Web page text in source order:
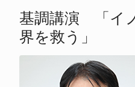
基調講演 「イ
界を救う」